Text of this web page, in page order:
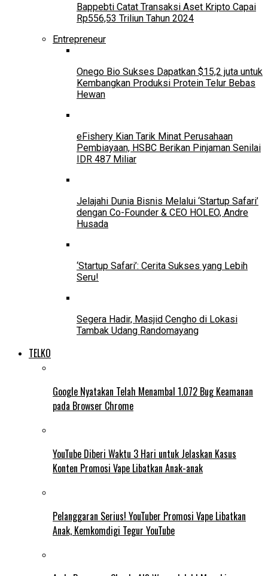
Bappebti Catat Transaksi Aset Kripto Capai
Rp556,53 Triliun Tahun 2024
Entrepreneur
Onego Bio Sukses Dapatkan $15,2 juta untuk
Kembangkan Produksi Protein Telur Bebas
Hewan
eFishery Kian Tarik Minat Perusahaan
Pembiayaan, HSBC Berikan Pinjaman Senilai
IDR 487 Miliar
Jelajahi Dunia Bisnis Melalui ‘Startup Safari’
dengan Co-Founder & CEO HOLEO, Andre
Husada
‘Startup Safari’: Cerita Sukses yang Lebih
Seru!
Segera Hadir, Masjid Cengho di Lokasi
Tambak Udang Randomayang
TELKO
Google Nyatakan Telah Menambal 1.072 Bug Keamanan
pada Browser Chrome
YouTube Diberi Waktu 3 Hari untuk Jelaskan Kasus
Konten Promosi Vape Libatkan Anak-anak
Pelanggaran Serius! YouTuber Promosi Vape Libatkan
Anak, Kemkomdigi Tegur YouTube